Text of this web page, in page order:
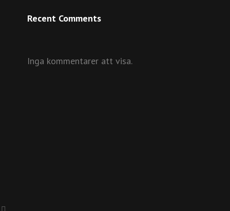
Recent Comments
Inga kommentarer att visa.